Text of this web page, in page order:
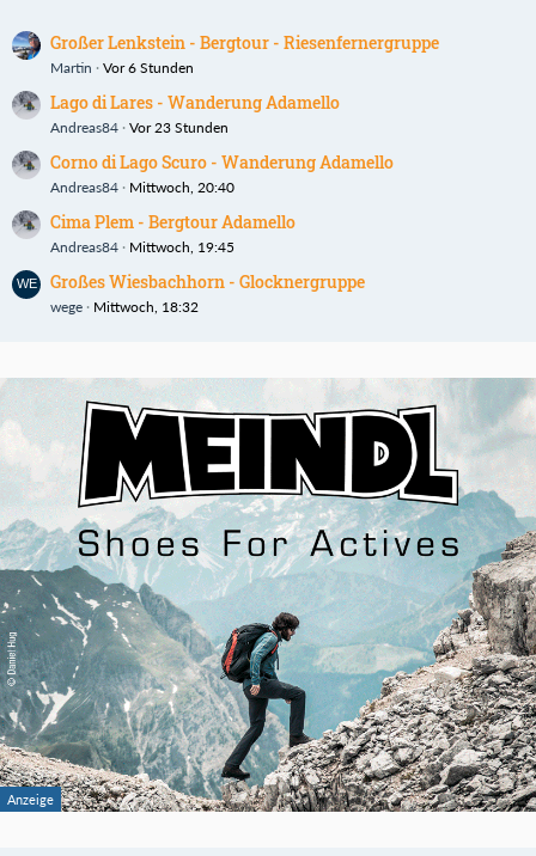
Großer Lenkstein - Bergtour - Riesenfernergruppe
Martin Vor 6 Stunden
Lago di Lares - Wanderung Adamello
Andreas84 Vor 23 Stunden
Corno di Lago Scuro - Wanderung Adamello
Andreas84 Mittwoch, 20:40
Cima Plem - Bergtour Adamello
Andreas84 Mittwoch, 19:45
Großes Wiesbachhorn - Glocknergruppe
wege Mittwoch, 18:32